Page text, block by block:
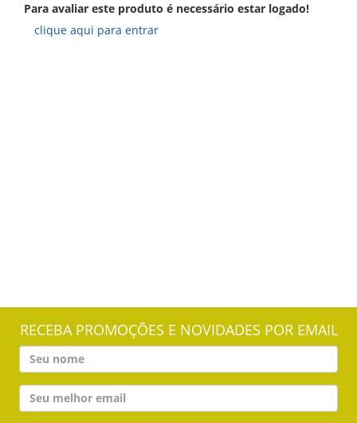
Para avaliar este produto é necessário estar logado!
clique aqui para entrar
RECEBA PROMOÇÕES E NOVIDADES POR EMAIL